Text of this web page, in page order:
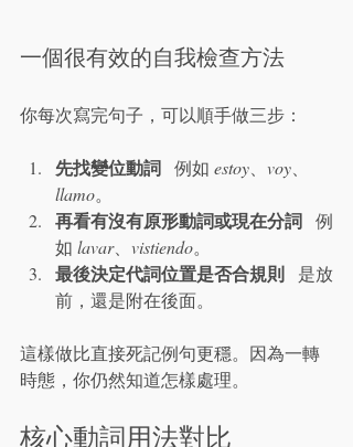
一個很有效的自我檢查方法
你每次寫完句子，可以順手做三步：
先找變位動詞
   例如
estoy、 voy、
llamo。
再看有沒有原形動詞或現在分詞
   例
如 lavar、 vistiendo。
最後決定代詞位置是否合規則
   是放
前，還是附在後面。
這樣做比直接死記例句更穩。因為一轉
時態，你仍然知道怎樣處理。
核心動詞用法對比